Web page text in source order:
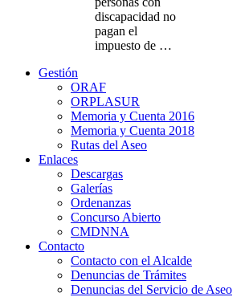
discapacidad no
pagan el
impuesto de …
Gestión
ORAF
ORPLASUR
Memoria y Cuenta 2016
Memoria y Cuenta 2018
Rutas del Aseo
Enlaces
Descargas
Galerías
Ordenanzas
Concurso Abierto
CMDNNA
Contacto
Contacto con el Alcalde
Denuncias de Trámites
Denuncias del Servicio de Aseo